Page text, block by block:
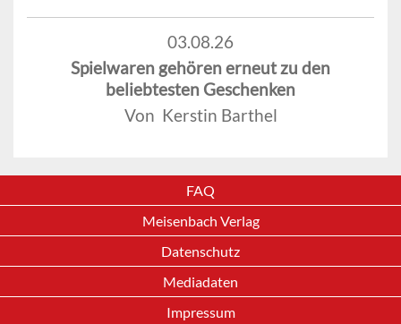
03.08.26
Spielwaren gehören erneut zu den
beliebtesten Geschenken
Von Kerstin Barthel
FAQ
Meisenbach Verlag
Datenschutz
Mediadaten
Impressum